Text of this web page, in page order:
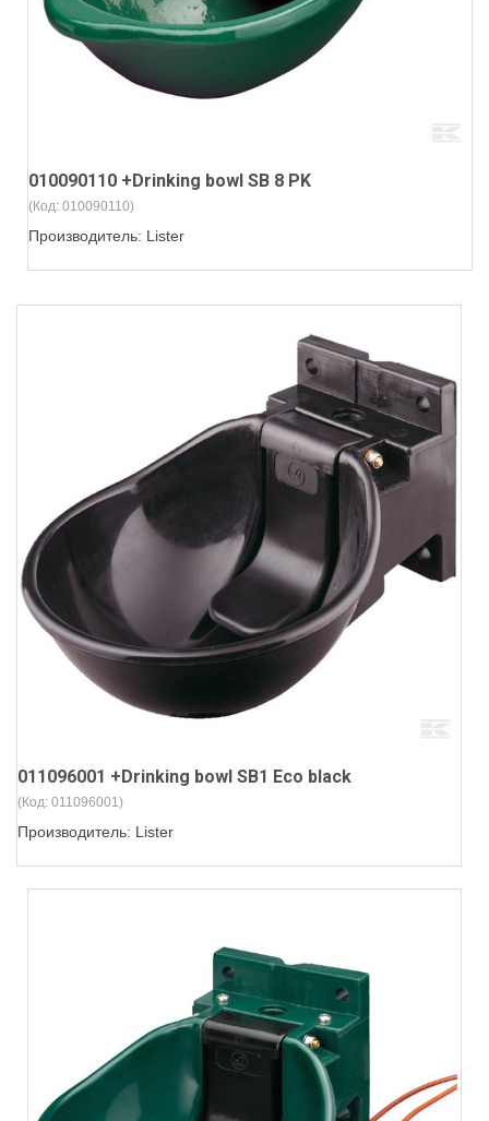
010090110 +Drinking bowl SB 8 PK
(Код: 010090110)
Производитель: Lister
011096001 +Drinking bowl SB1 Eco black
(Код: 011096001)
Производитель: Lister